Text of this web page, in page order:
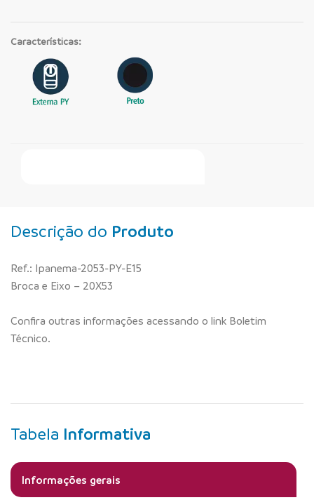
Características:
Descrição do Produto
Ref.: Ipanema-2053-PY-E15
Broca e Eixo – 20X53
Confira outras informações acessando o link Boletim
Técnico.
Tabela Informativa
Informações gerais